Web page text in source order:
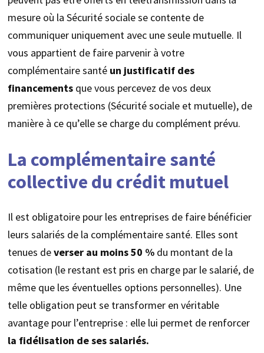
mesure où la Sécurité sociale se contente de
communiquer uniquement avec une seule mutuelle. Il
vous appartient de faire parvenir à votre
complémentaire santé un justificatif des
financementsque vous percevez de vos deux
premières protections (Sécurité sociale et mutuelle), de
manière à ce qu’elle se charge du complément prévu.
La complémentaire santé
collective du crédit mutuel
Il est obligatoire pour les entreprises de faire bénéficier
leurs salariés de la complémentaire santé. Elles sont
tenues deverser au moins 50 %du montant de la
cotisation (le restant est pris en charge par le salarié, de
même que les éventuelles options personnelles). Une
telle obligation peut se transformer en véritable
avantage pour l’entreprise : elle lui permet de renforcer
la fidélisation de ses salariés.